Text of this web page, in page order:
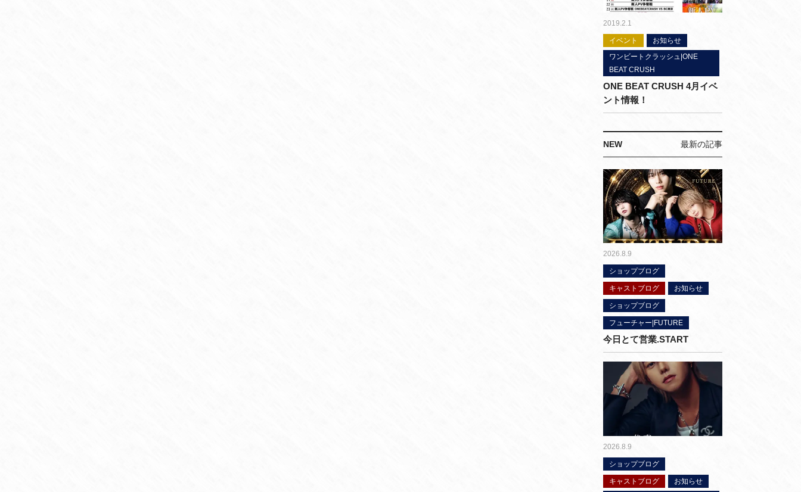
2019.2.1
イベント
お知らせ
ワンビートクラッシュ|ONE
BEAT CRUSH
ONE BEAT CRUSH 4月イベ
ント情報！
NEW 最新の記事
2026.8.9
ショップブログ
キャストブログ お知らせ
ショップブログ
フューチャー|FUTURE
今日とて営業.START
2026.8.9
ショップブログ
キャストブログ
お知らせ